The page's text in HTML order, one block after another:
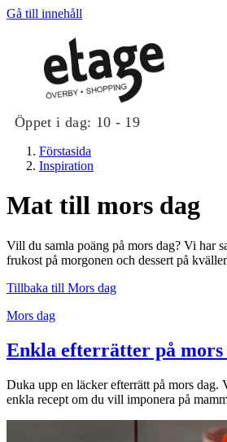
Gå till innehåll
Öppet i dag: 10 - 19
Mat och dryck
Evenemang
Erbjudanden
Kundklubb
Inspiration
Förstasida
Inspiration
Mat till mors dag
Vill du samla poäng på mors dag? Vi har
frukost på morgonen och dessert på
Tillbaka till Mors dag
Mors dag
Enkla efterrätter på mors
Duka upp en läcker efterrätt på mors dag.
enkla recept om du vill imponera på